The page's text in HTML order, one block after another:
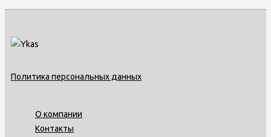
Политика персональных данных
О компании
Контакты